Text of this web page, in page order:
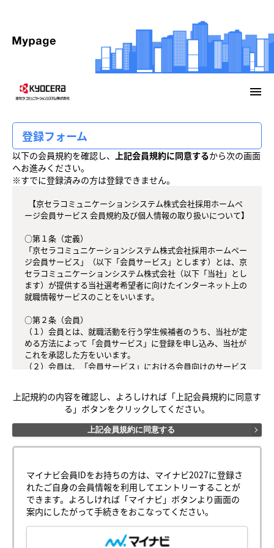
menu
登録フォーム
以下の会員規約を確認し、 上記会員規約に同意するから次の画面
へお進みください。
※すでに登録済みの方は登録できません。
ージ会員サービス 会員規約及び個人情報の取り扱いについて】
○第１条（定義）
「京セラコミュニケーションシステム株式会社採用ホームペー
ジ会員サービス」（以下「会員サービス」とします）とは、京
セラコミュニケーションシステム株式会社（以下「当社」とし
ます）が提供する当社選考希望者に向けたインターネット上の
就職情報サービスのことをいいます。
○第２条（会員）
（１）会員とは、就職活動を行う学生候補者のうち、当社が定
める方法によって「会員サービス」に登録を申し込み、当社が
これを承認した方をいいます。
（２）会員は、「会員サービス」における会員向けのサービス
ん。会員が「会員サービス」を利用したときは、この会員規約
を承認したものとみなします。
○第３条（会員ＩＤ番号とパスワード）
（１）会員は、会員ＩＤ番号を付与され、パスワードを登録す
場合は、会員ＩＤ番号を付与されないことがあります。
（２）会員は、会員ＩＤ番号及びパスワードを第三者に譲渡も
しくは貸与してはなりません。
（３）会員の会員ＩＤ番号及びパスワードの管理および使用は
会員の責任とし、これらの使用上の過誤または第三者による不
正使用等については、当社は一切の責任を負わないものとしま
上記規約の内容を確認し、よろしければ「上記会員規約に同意す
る」ボタンをクリックしてください。
上記会員規約に同意する
マイナビ会員IDをお持ちの方は、マイナビ2027に登録さ
れたご自身の会員情報を利用してエントリーすることが
できます。よろしければ「マイナビ」ボタンより画面の
案内にしたがって手続きをおこなってください。